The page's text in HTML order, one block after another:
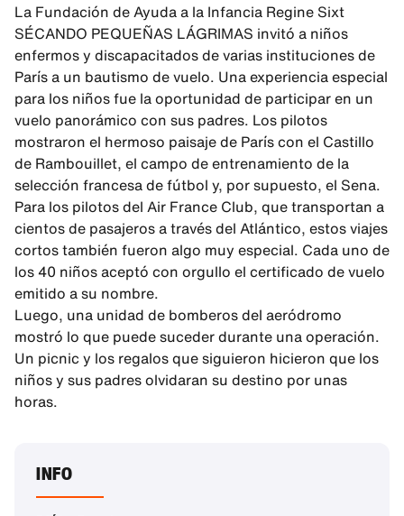
La Fundación de Ayuda a la Infancia Regine Sixt
SÉCANDO PEQUEÑAS LÁGRIMAS invitó a niños
enfermos y discapacitados de varias instituciones de
París a un bautismo de vuelo. Una experiencia especial
para los niños fue la oportunidad de participar en un
vuelo panorámico con sus padres. Los pilotos
mostraron el hermoso paisaje de París con el Castillo
de Rambouillet, el campo de entrenamiento de la
selección francesa de fútbol y, por supuesto, el Sena.
Para los pilotos del Air France Club, que transportan a
cientos de pasajeros a través del Atlántico, estos viajes
cortos también fueron algo muy especial. Cada uno de
los 40 niños aceptó con orgullo el certificado de vuelo
emitido a su nombre.
Luego, una unidad de bomberos del aeródromo
mostró lo que puede suceder durante una operación.
Un picnic y los regalos que siguieron hicieron que los
niños y sus padres olvidaran su destino por unas
horas.
INFO